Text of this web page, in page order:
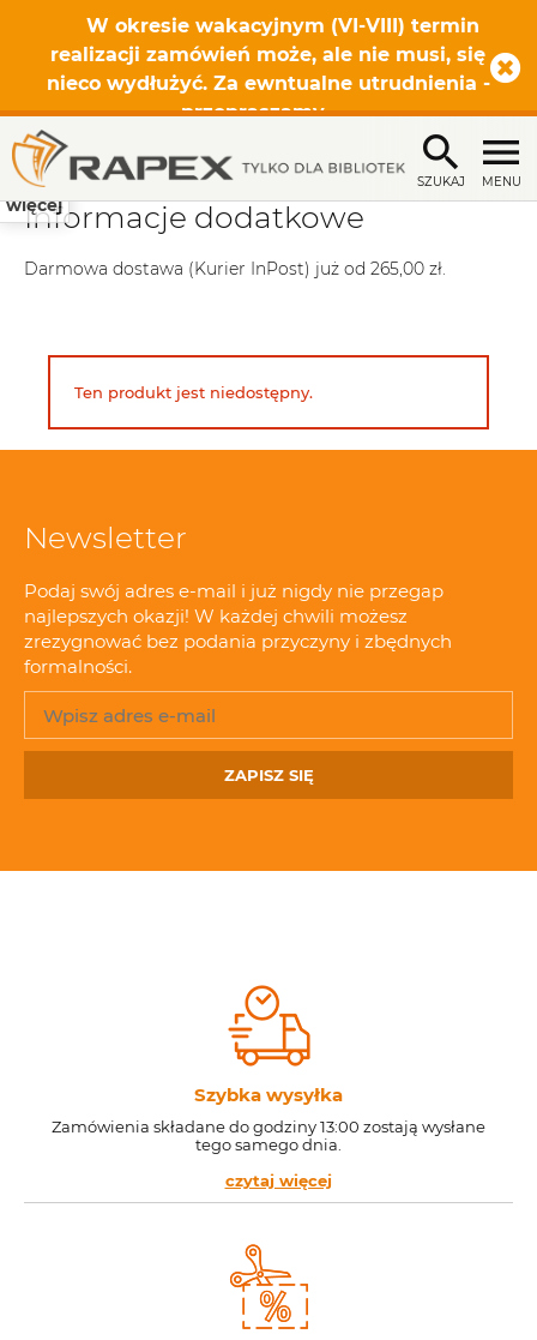
W okresie wakacyjnym (VI-VIII) termin
realizacji zamówień może, ale nie musi, się
nieco wydłużyć. Za ewntualne utrudnienia -
przepraszamy.
MENU
SZUKAJ
Informacje dodatkowe
Darmowa dostawa (Kurier InPost) już od 265,00 zł.
więcej
Ten produkt jest niedostępny.
Newsletter
Podaj swój adres e-mail i już nigdy nie przegap
najlepszych okazji! W każdej chwili możesz
zrezygnować bez podania przyczyny i zbędnych
formalności.
ZAPISZ SIĘ
Szybka wysyłka
Zamówienia składane do godziny 13:00 zostają wysłane
tego samego dnia.
czytaj więcej